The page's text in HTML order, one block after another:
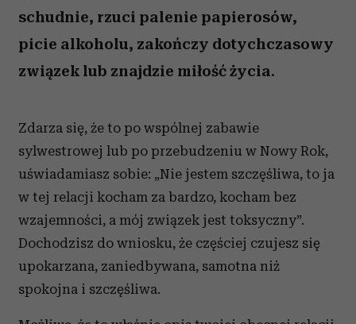
schudnie, rzuci palenie papierosów,
picie alkoholu, zakończy dotychczasowy
związek lub znajdzie miłość życia.
Zdarza się, że to po wspólnej zabawie
sylwestrowej lub po przebudzeniu w Nowy Rok,
uświadamiasz sobie: „Nie jestem szczęśliwa, to ja
w tej relacji kocham za bardzo, kocham bez
wzajemności, a mój związek jest toksyczny”.
Dochodzisz do wniosku, że częściej czujesz się
upokarzana, zaniedbywana, samotna niż
spokojna i szczęśliwa.